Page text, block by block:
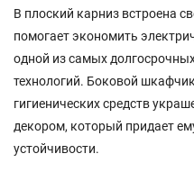
В плоский карниз встроена
помогает экономить
одной из самых
технологий. Боковой
гигиенических средств
декором, который придает
устойчивости.